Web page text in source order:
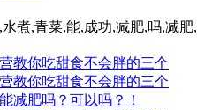
煮,青菜,能,成功,减肥,吗,减肥
教你吃甜食不会胖的三个
教你吃甜食不会胖的三个
减肥吗？可以吗？！